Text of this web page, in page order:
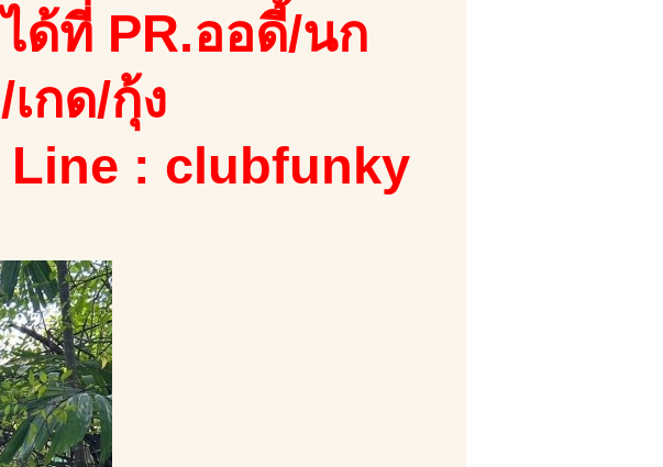
ด้ที่ PR.ออดี้/นก
กด/กุ้ง
Line : clubfunky